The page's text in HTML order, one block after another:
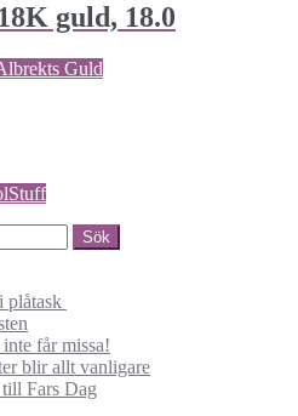
guld, 18.0
Guld
plåtask
får missa!
blir allt vanligare
till Fars Dag